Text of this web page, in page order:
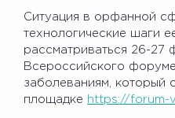
Ситуация в орфанной
технологические шаги
рассматриваться 26-27
Всероссийского
заболеваниям, который
площадке
https://forum-